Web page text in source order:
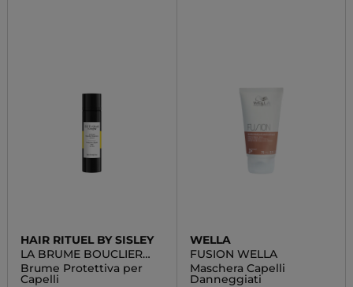
HAIR RITUEL BY SISLEY
LA BRUME BOUCLIER
PROTECTION
Brume Protettiva per
Capelli
WELLA
FUSION WELLA
Maschera Capelli
Danneggiati